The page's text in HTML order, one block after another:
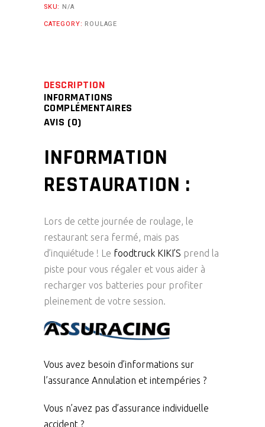
SKU: N/A
CATEGORY: ROULAGE
DESCRIPTION
INFORMATIONS
COMPLÉMENTAIRES
AVIS (0)
INFORMATION
RESTAURATION :
Lors de cette journée de roulage, le
restaurant sera fermé, mais pas
d’inquiétude ! Le foodtruck KIKI’S prend la
piste pour vous régaler et vous aider à
recharger vos batteries pour profiter
pleinement de votre session.
Vous avez besoin d’informations sur
l’assurance Annulation et intempéries ​ ?
Vous n’avez pas d’assurance individuelle
accident ?